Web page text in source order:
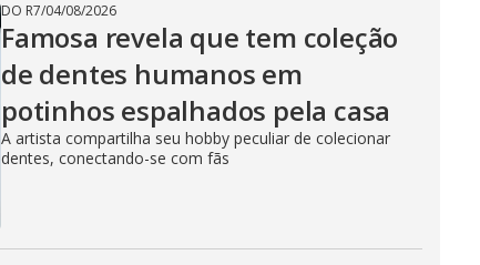
DO R7/04/08/2026
Famosa revela que tem coleção
de dentes humanos em
potinhos espalhados pela casa
A artista compartilha seu hobby peculiar de colecionar
dentes, conectando-se com fãs